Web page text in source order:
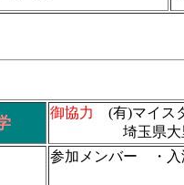
御協力
(有)マイス
埼玉県大里郡
参加メンバー